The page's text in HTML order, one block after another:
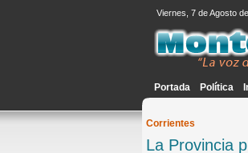
Viernes, 7 de Agosto
Portada Política
Corrientes
La Provincia